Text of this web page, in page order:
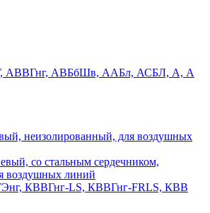
АВБбШв, ААБл, АСБЛ, А, А
неизолированный, для воздушных
со стальным сердечником,
воздушных линий
КВВГнг-LS, КВВГнг-FRLS, КВВ